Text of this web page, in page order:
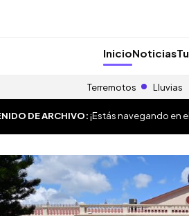
InicioNoticias
Terremotos Lluvias
DE ARCHIVO:¡Estás navegando en